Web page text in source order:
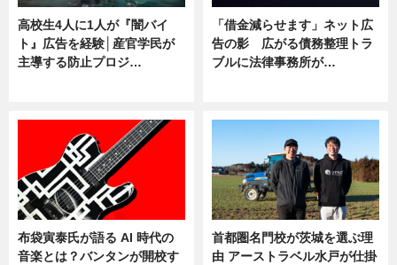
高校生4人に1人が『闇バイ
ト』広告を経験│産官学民が
主導する防止プロジ…
「借金減らせます」ネット広
告の影 広がる債務整理トラ
ブルに法律事務所が…
布袋寅泰氏が語る AI 時代の
音楽とは？バンタンが開校す
首都圏名門校が茨城を選ぶ理
由 アーストラベル水戸が仕掛